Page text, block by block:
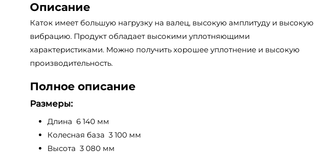
Описание
Каток имеет большую нагрузку на валец, высокую амплитуду и высокую
вибрацию. Продукт обладает высокими уплотняющими
характеристиками. Можно получить хорошее уплотнение и высокую
производительность.
Полное описание
Размеры:
Длина 6 140 мм
Колесная база 3 100 мм
Высота 3 080 мм